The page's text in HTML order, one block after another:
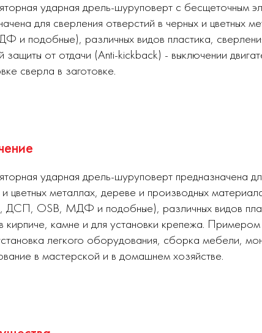
ударная дрель-шуруповерт c беcщеточным
для сверления отверстий в черных и
и подобные), различных видов пластика,
защиты от отдачи (Anti-kickback) - выключении
сверла в заготовке.
ударная дрель-шуруповерт предназначена
и цветных металлах, дереве и производных
ДСП, OSB, МДФ и подобные), различных видов
кирпиче, камне и для установки крепежа. Примером
легкого оборудования, сборка мебели,
в мастерской и в домашнем хозяйстве.